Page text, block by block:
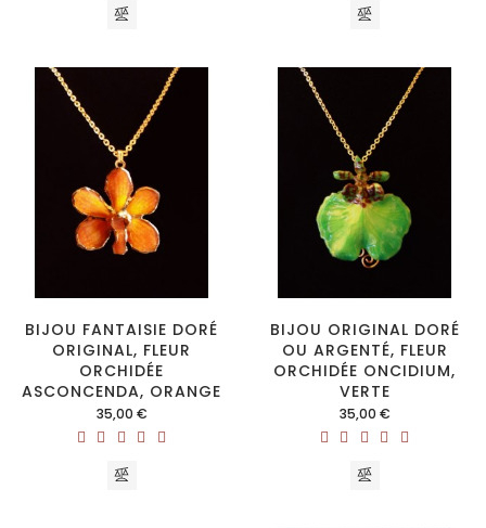
BIJOU FANTAISIE DORÉ
ORIGINAL, FLEUR
ORCHIDÉE
ASCONCENDA, ORANGE
Prix
35,00 €
BIJOU ORIGINAL DORÉ
OU ARGENTÉ, FLEUR
ORCHIDÉE ONCIDIUM,
VERTE
Prix
35,00 €